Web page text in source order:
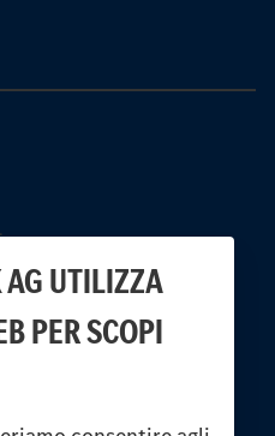
UTILIZZA
PER SCOPI
sicurezza